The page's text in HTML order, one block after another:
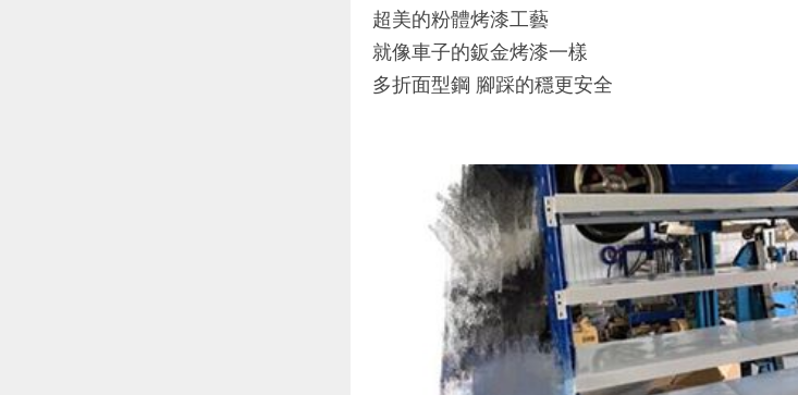
超美的粉體烤漆工藝
就像車子的鈑金烤漆一樣
多折面型鋼 腳踩的穩更安全